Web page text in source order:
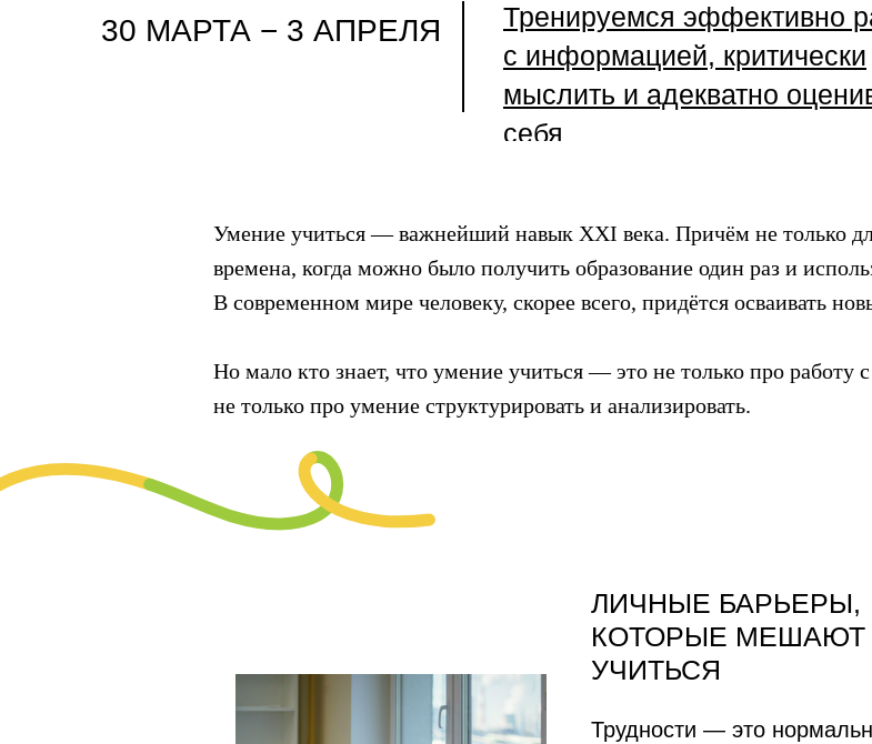
30 МАРТА − 3 АПРЕЛЯ
Тренируемся эффективно
с информацией, критически
мыслить и адекватно
себя
Умение учиться — важнейший навык XXI века. Причём не только
времена, когда можно было получить образование один раз и
В современном мире человеку, скорее всего, придётся осваивать
Но мало кто знает, что умение учиться — это не только про
не только про умение структурировать и анализировать.
ЛИЧНЫЕ БАРЬЕРЫ,
КОТОРЫЕ МЕШАЮТ
УЧИТЬСЯ
Трудности — это